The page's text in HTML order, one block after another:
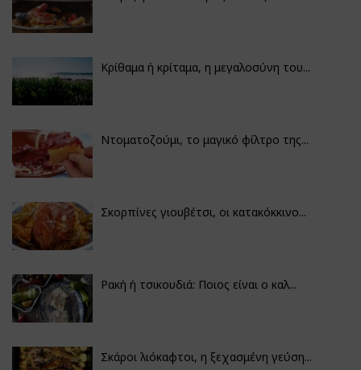
Κρίθαμα ή κρίταμα, η μεγαλοσύνη του...
Ντοματοζούμι, το μαγικό φίλτρο της...
Σκορπίνες γιουβέτσι, οι κατακόκκινο...
Ρακή ή τσικουδιά: Ποιος είναι ο καλ...
Σκάροι λιόκαφτοι, η ξεχασμένη γεύση...